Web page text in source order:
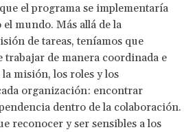
el programa se implementaría
el mundo. Más allá de la
de tareas, teníamos que
trabajar de manera coordinada e
misión, los roles y los
organización: encontrar
dentro de la colaboración.
reconocer y ser sensibles a los